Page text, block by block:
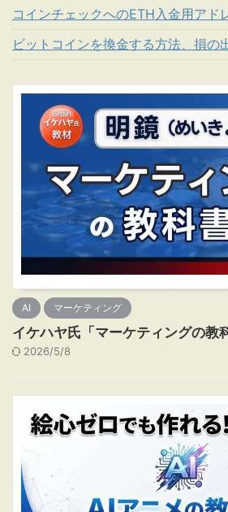
コインチェックへのETH入金用アド
ビットコインを換金する方法、損の
AI マーケティング
イケハヤ氏「マーケティングの教
2026/5/8